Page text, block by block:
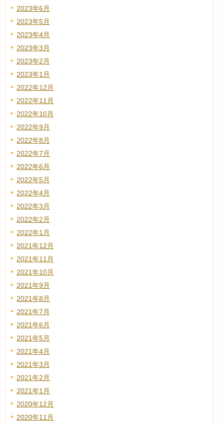
2023年6月
2023年5月
2023年4月
2023年3月
2023年2月
2023年1月
2022年12月
2022年11月
2022年10月
2022年9月
2022年8月
2022年7月
2022年6月
2022年5月
2022年4月
2022年3月
2022年2月
2022年1月
2021年12月
2021年11月
2021年10月
2021年9月
2021年8月
2021年7月
2021年6月
2021年5月
2021年4月
2021年3月
2021年2月
2021年1月
2020年12月
2020年11月